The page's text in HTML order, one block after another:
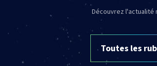
Découvrez l'actualité